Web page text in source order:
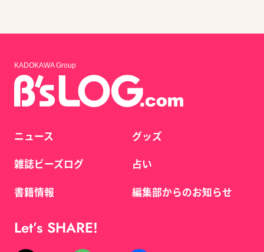
KADOKAWA Group
ニュース
雑誌ビーズログ
書籍情報
グッズ
占い
編集部からのお知らせ
Let’s SHARE!